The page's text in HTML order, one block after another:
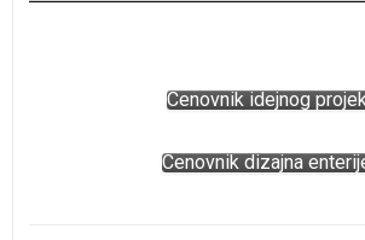
Cenovnik idejnog
Cenovnik dizajna